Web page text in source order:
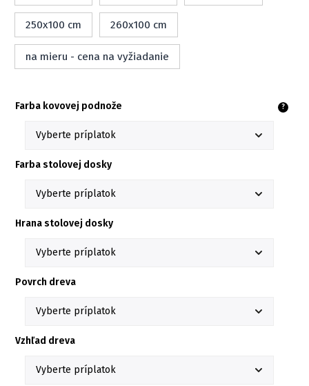
250x100 cm 260x100 cm
na mieru - cena na vyžiadanie
Farba kovovej podnože ?
Farba stolovej dosky
Hrana stolovej dosky
Povrch dreva
Vzhľad dreva